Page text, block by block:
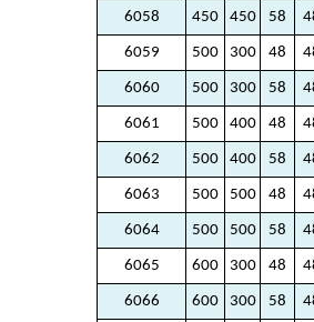
6058 450 450 58
6059 500 300 48
6060 500 300 58
6061 500 400 48
6062 500 400 58
6063 500 500 48
6064 500 500 58
6065 600 300 48
6066 600 300 58